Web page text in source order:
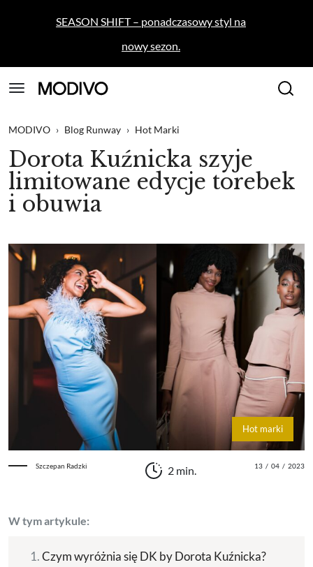
SEASON SHIFT – ponadczasowy styl na
nowy sezon.
MODIVO › Blog Runway › Hot Marki
Dorota Kuźnicka szyje
limitowane edycje torebek
i obuwia
Hot marki
Szczepan Radzki 2 min. 13 / 04 / 2023
W tym artykule:
Czym wyróżnia się DK by Dorota Kuźnicka?